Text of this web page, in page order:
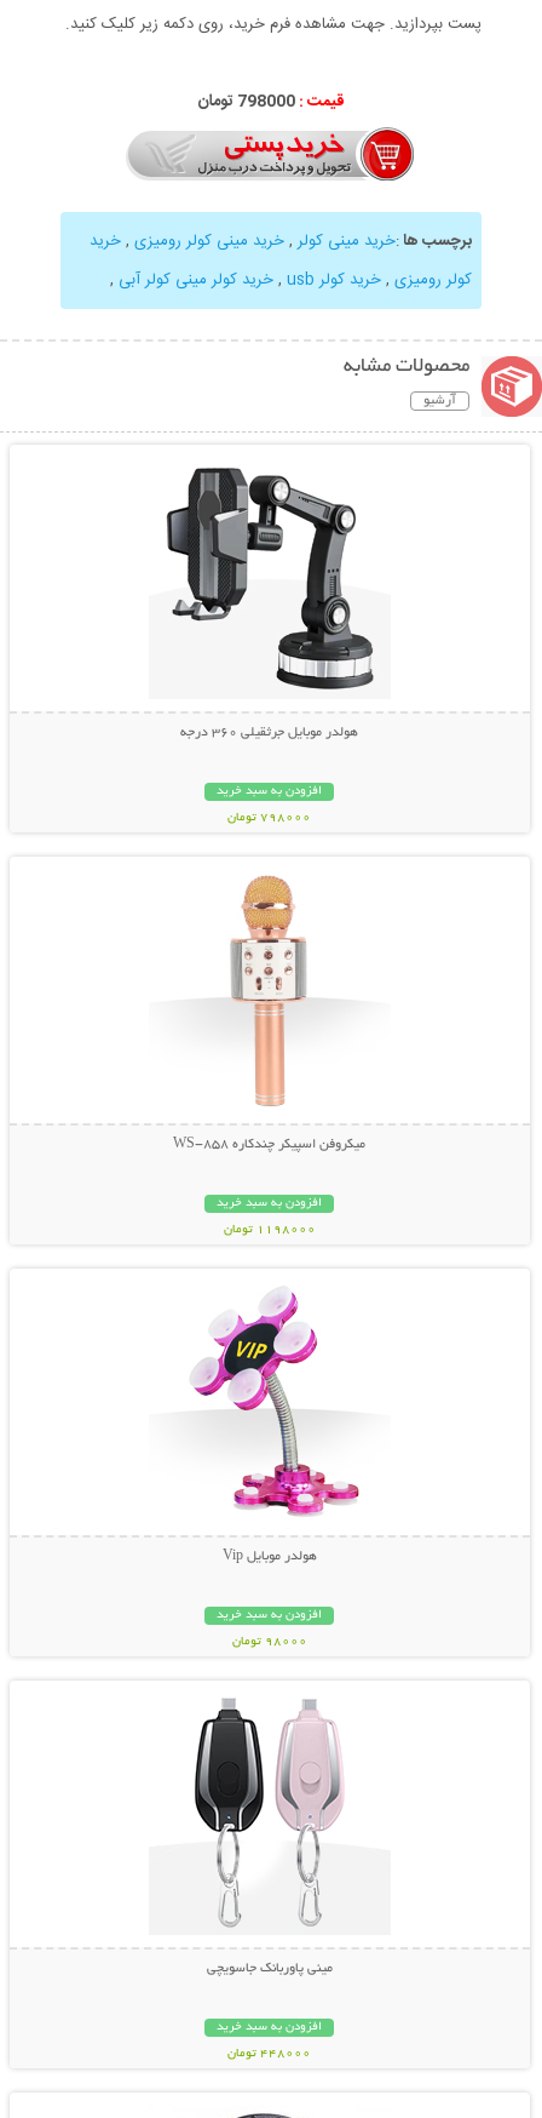
پست بپردازید. جهت مشاهده فرم خرید، روی دکمه زیر کلیک کنید.
قیمت :798000 تومان
برچسب ها:خرید مینی کولر ,خرید مینی کولر رومیزی ,خرید
کولر رومیزی ,خرید کولر usb ,خرید کولر مینی کولر آبی ,
محصولات مشابه
آرشیو
هولدر موبایل جرثقیلی 360 درجه
افزودن به سبد خرید
798000 تومان
نمایش توضیحات بیشتر
میکروفن اسپیکر چندکاره WS-858
افزودن به سبد خرید
1198000 تومان
نمایش توضیحات بیشتر
هولدر موبایل Vip
افزودن به سبد خرید
98000 تومان
نمایش توضیحات بیشتر
مینی پاوربانک جاسویچی
افزودن به سبد خرید
448000 تومان
نمایش توضیحات بیشتر